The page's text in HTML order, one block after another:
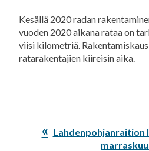
Kesällä 2020 radan
vuoden 2020 aikana rataa on
viisi kilometriä.
ratarakentajien kiireisin aika.
Edellinen
Lahdenpohjanraition